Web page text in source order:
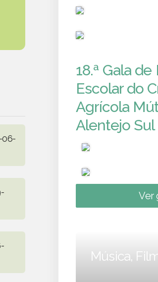
06-
18.ª Gala
Escolar do
Agrícola
Alentejo Sul
Ver
Música,